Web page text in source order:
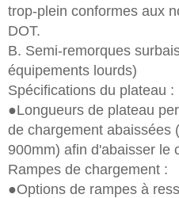
trop-plein conformes aux
DOT.
B. Semi-remorques
équipements lourds)
Spécifications du plateau :
●Longueurs de plateau
de chargement abaissées
900mm) afin d'abaisser le
Rampes de chargement :
●Options de rampes à